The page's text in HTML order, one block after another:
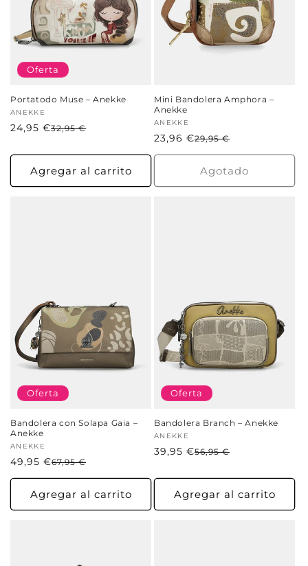
Oferta
Portatodo Muse – Anekke
Proveedor:
ANEKKE
32,95 €
oferta
24,95 €
Agregar al carrito
Mini Bandolera Amphora –
Anekke
Proveedor:
ANEKKE
habitual
29,95 €
de
oferta
23,96 €
Agotado
Oferta
Bandolera con Solapa Gaia –
Anekke
Proveedor:
ANEKKE
habitual
67,95 €
de
oferta
49,95 €
Agregar al carrito
Oferta
Bandolera Branch – Anekke
Proveedor:
ANEKKE
56,95 €
oferta
39,95 €
Agregar al carrito